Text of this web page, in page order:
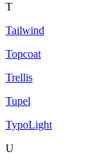
T
Tailwind
Topcoat
Trellis
Tupel
TypoLight
U